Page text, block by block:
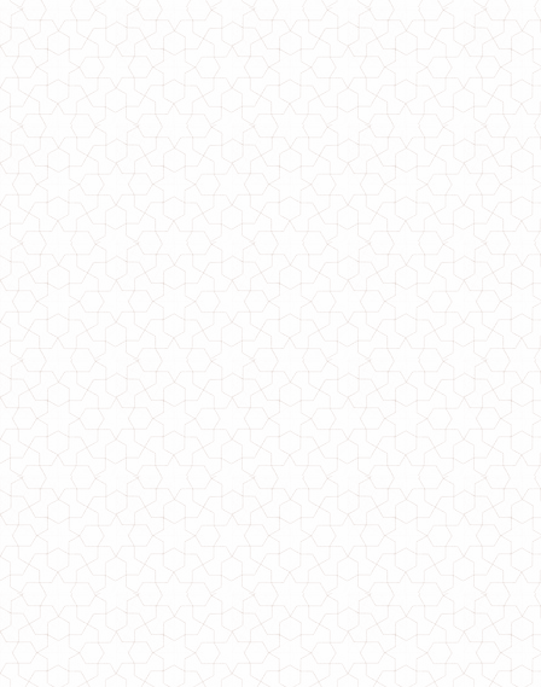
Жіноча коротка спідниця з воланами
650.00грн.
1150.00грн.